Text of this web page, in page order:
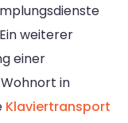
weiterer
einer
in
Klaviertransport